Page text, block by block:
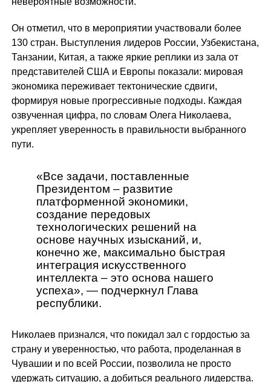
Он отметил, что в мероприятии участвовали более
130 стран. Выступления лидеров России, Узбекистана,
Танзании, Китая, а также яркие реплики из зала от
представителей США и Европы показали: мировая
экономика переживает тектонические сдвиги,
формируя новые прогрессивные подходы. Каждая
озвученная цифра, по словам Олега Николаева,
укрепляет уверенность в правильности выбранного
пути.
«Все задачи, поставленные
Президентом – развитие
платформенной экономики,
создание передовых
технологических решений на
основе научных изысканий, и,
конечно же, максимально быстрая
интеграция искусственного
интеллекта – это основа нашего
успеха», — подчеркнул Глава
республики.
Николаев признался, что покидал зал с гордостью за
страну и уверенностью, что работа, проделанная в
Чувашии и по всей России, позволила не просто
удержать ситуацию, а добиться реального лидерства.